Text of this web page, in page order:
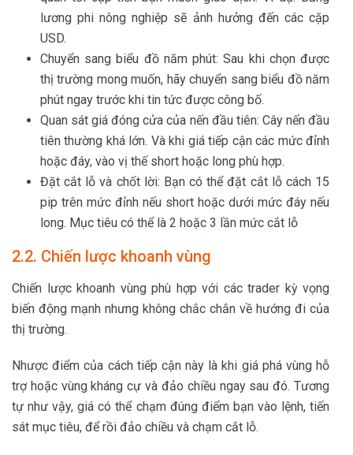
lương phi nông nghiệp sẽ ảnh hưởng đến các cặp
USD.
Chuyển sang biểu đồ năm phút: Sau khi chọn được
thị trường mong muốn, hãy chuyển sang biểu đồ năm
phút ngay trước khi tin tức được công bố.
Quan sát giá đóng cửa của nến đầu tiên: Cây nến đầu
tiên thường khá lớn. Và khi giá tiếp cận các mức đỉnh
hoặc đáy, vào vị thế short hoặc long phù hợp.
Đặt cắt lỗ và chốt lời: Bạn có thể đặt cắt lỗ cách 15
pip trên mức đỉnh nếu short hoặc dưới mức đáy nếu
long. Mục tiêu có thể là 2 hoặc 3 lần mức cắt lỗ
2.2. Chiến lược khoanh vùng
Chiến lược khoanh vùng phù hợp với các trader kỳ vọng
biến động mạnh nhưng không chắc chắn về hướng đi của
thị trường.
Nhược điểm của cách tiếp cận này là khi giá phá vùng hỗ
trợ hoặc vùng kháng cự và đảo chiều ngay sau đó. Tương
tự như vậy, giá có thể chạm đúng điểm bạn vào lệnh, tiến
sát mục tiêu, để rồi đảo chiều và chạm cắt lỗ.